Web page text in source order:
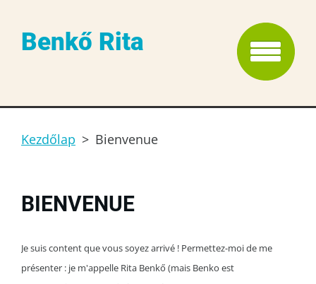
Benkő Rita
Kezdőlap > Bienvenue
BIENVENUE
Je suis content que vous soyez arrivé ! Permettez-moi de me
présenter : je m'appelle Rita Benkő (mais Benko est